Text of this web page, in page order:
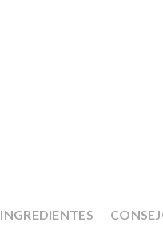
INGREDIENTES